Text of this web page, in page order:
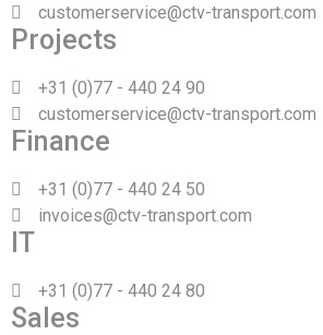
customerservice@ctv-transport.com
Projects
+31 (0)77 - 440 24 90
customerservice@ctv-transport.com
Finance
+31 (0)77 - 440 24 50
invoices@ctv-transport.com
IT
+31 (0)77 - 440 24 80
Sales